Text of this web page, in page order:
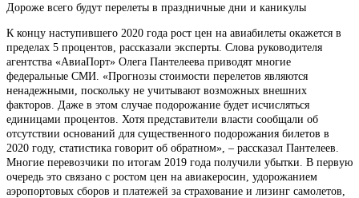
Дороже всего будут перелеты в праздничные дни и каникулы
К концу наступившего 2020 года рост цен на авиабилеты окажется в
пределах 5 процентов, рассказали эксперты. Слова руководителя
агентства «АвиаПорт» Олега Пантелеева приводят многие
федеральные СМИ. «Прогнозы стоимости перелетов являются
ненадежными, поскольку не учитывают возможных внешних
факторов. Даже в этом случае подорожание будет исчисляться
единицами процентов. Хотя представители власти сообщали об
отсутствии оснований для существенного подорожания билетов в
2020 году, статистика говорит об обратном», – рассказал Пантелеев.
Многие перевозчики по итогам 2019 года получили убытки. В первую
очередь это связано с ростом цен на авиакеросин, удорожанием
аэропортовых сборов и платежей за страхование и лизинг самолетов,